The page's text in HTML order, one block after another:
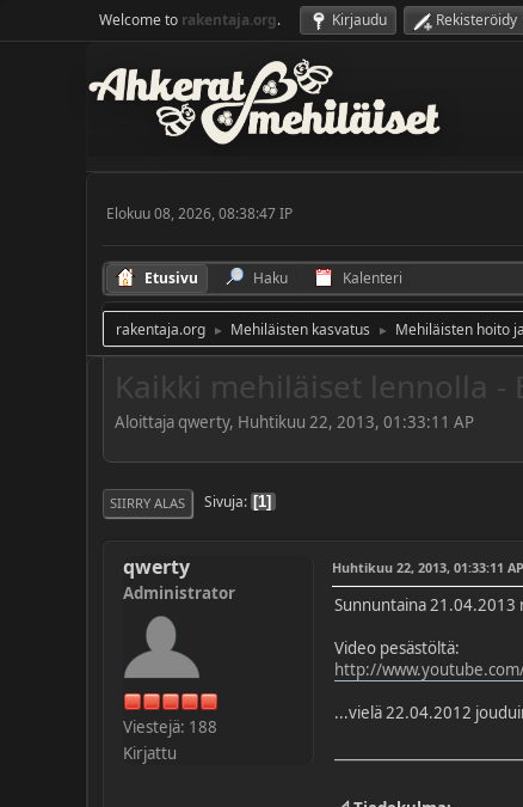
Welcome to rakentaja.org. Kirjaudu Rekisteröidy
Elokuu 08, 2026, 08:38:47 IP
Etusivu Haku Kalenteri
rakentaja.org ► Mehiläisten kasvatus ► Mehiläisten hoito
Kaikki mehiläiset lennolla -
Aloittaja qwerty, Huhtikuu 22, 2013, 01:33:11 AP
SIIRRY ALAS Sivuja 1
qwerty
Administrator
Viestejä: 188
Kirjattu
Huhtikuu 22, 2013, 01:33:11 AP
Sunnuntaina 21.04.2013
Video pesästöltä:
http://
...vielä 22.04.2012